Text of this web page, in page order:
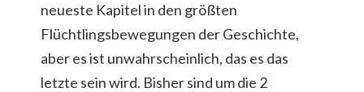
neueste Kapitel in den größten
Flüchtlingsbewegungen der Geschichte,
aber es ist unwahrscheinlich, das es das
letzte sein wird. Bisher sind um die 2